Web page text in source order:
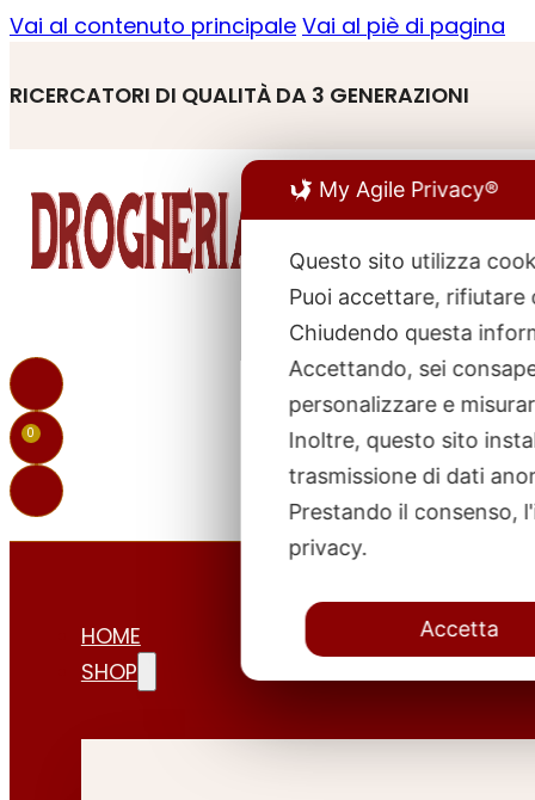
Vai al contenuto principale Vai al piè di pagina
RICERCATORI DI QUALITÀ DA 3 GENERAZIONI
0
HOME
SHOP
My Agile Privacy®
Questo sito utilizza
Puoi accettare, rifiutare
Chiudendo questa
Accettando, sei
personalizzare e
Inoltre, questo sito
trasmissione di dati
Prestando il consenso,
privacy.
Accetta